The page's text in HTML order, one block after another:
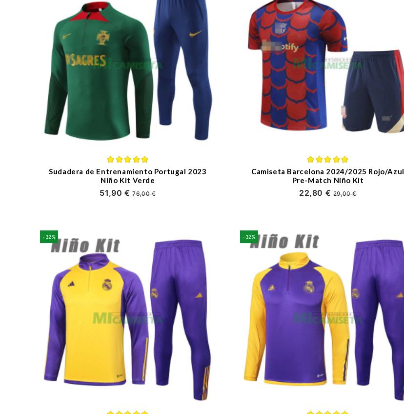
Sudadera de Entrenamiento Portugal 2023
Niño Kit Verde
51,90 €76,00 €
Camiseta Barcelona 2024/2025 Rojo/Azul
Pre-Match Niño Kit
22,80 €29,00 €
-32% -32%